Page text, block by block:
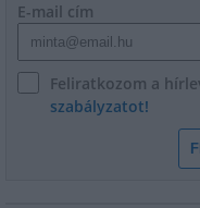
E-mail cím
Feliratkozom a
szabályzatot!